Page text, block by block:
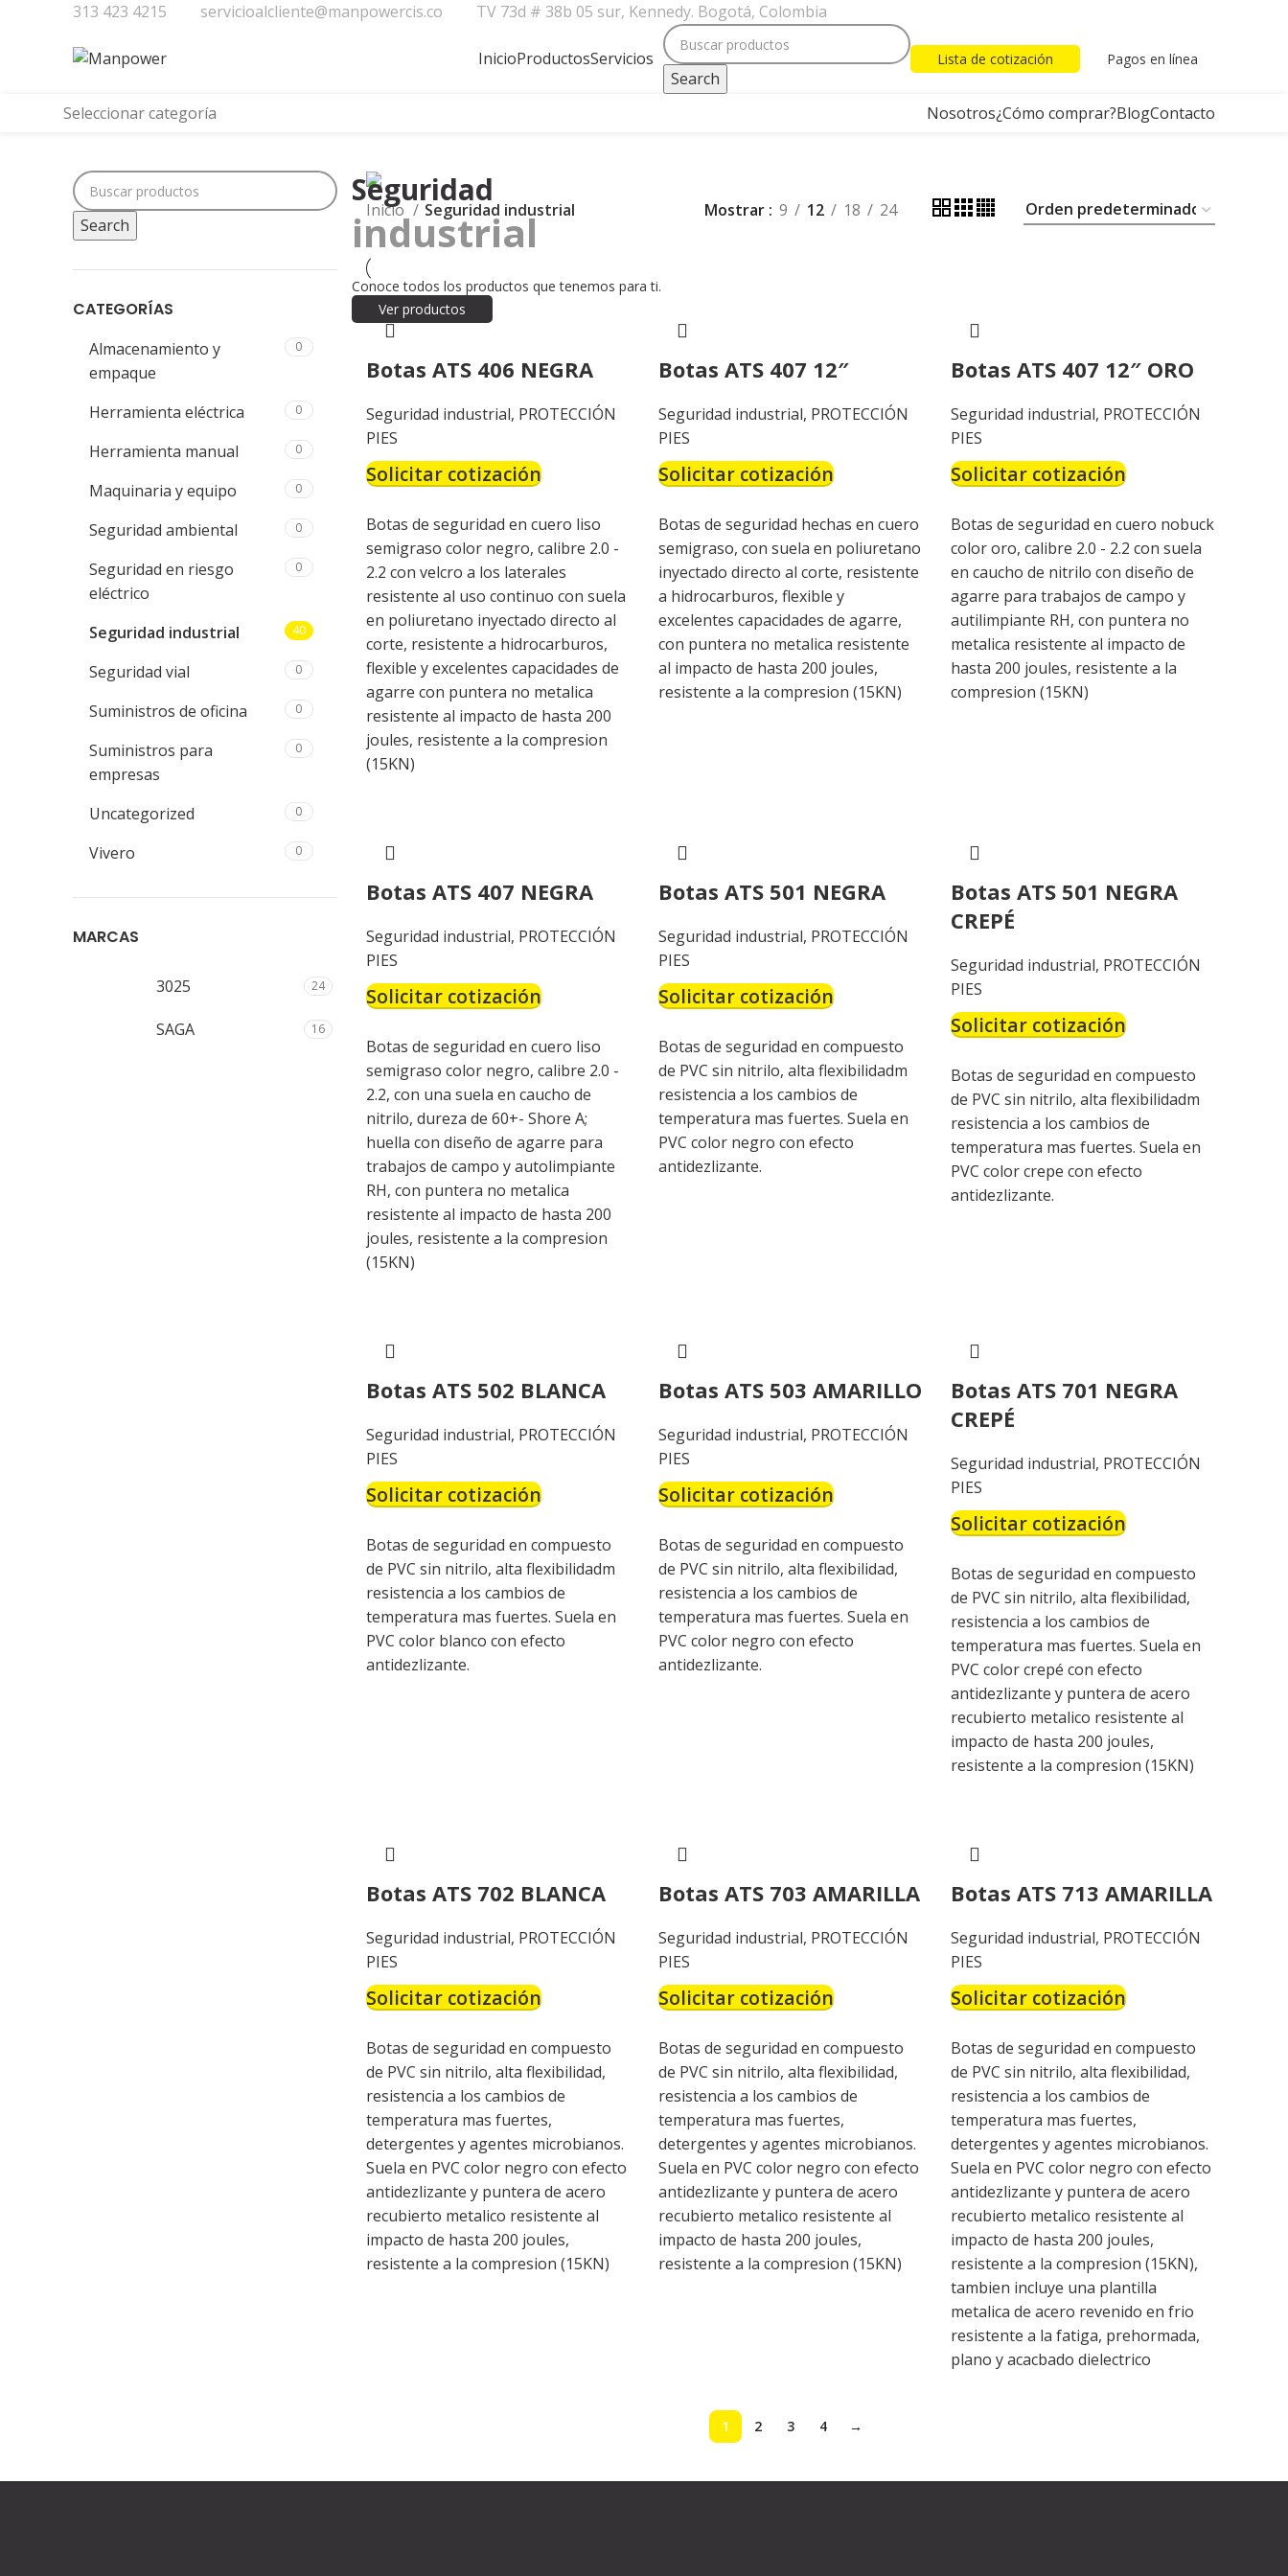
313 423 4215 servicioalcliente@manpowercis.co TV 73d # 38b 05 sur, Kennedy. Bogotá, Colombia
InicioProductosServicios
Search
Lista de cotización Pagos en línea
Seleccionar categoría Nosotros¿Cómo comprar?BlogContacto
Search
CATEGORÍAS
Almacenamiento y
empaque
0
Herramienta eléctrica 0
Herramienta manual 0
Maquinaria y equipo 0
Seguridad ambiental 0
Seguridad en riesgo
eléctrico
0
Seguridad industrial 40
Seguridad vial 0
Suministros de oficina 0
Suministros para
empresas
0
Uncategorized 0
Vivero 0
MARCAS
3025 24
SAGA 16
Seguridad
industrial
Conoce todos los productos que tenemos para ti.
Ver productos
Inicio Seguridad industrial Mostrar 9 12 18 24
Botas ATS 406 NEGRA
Seguridad industrial, PROTECCIÓN
PIES
Solicitar cotización
Botas de seguridad en cuero liso
semigraso color negro, calibre 2.0 -
2.2 con velcro a los laterales
resistente al uso continuo con suela
en poliuretano inyectado directo al
corte, resistente a hidrocarburos,
flexible y excelentes capacidades de
agarre con puntera no metalica
resistente al impacto de hasta 200
joules, resistente a la compresion
(15KN)
Botas ATS 407 12″
Seguridad industrial, PROTECCIÓN
PIES
Solicitar cotización
Botas de seguridad hechas en cuero
semigraso, con suela en poliuretano
inyectado directo al corte, resistente
a hidrocarburos, flexible y
excelentes capacidades de agarre,
con puntera no metalica resistente
al impacto de hasta 200 joules,
resistente a la compresion (15KN)
Botas ATS 407 12″ ORO
Seguridad industrial, PROTECCIÓN
PIES
Solicitar cotización
Botas de seguridad en cuero nobuck
color oro, calibre 2.0 - 2.2 con suela
en caucho de nitrilo con diseño de
agarre para trabajos de campo y
autilimpiante RH, con puntera no
metalica resistente al impacto de
hasta 200 joules, resistente a la
compresion (15KN)
Botas ATS 407 NEGRA
Seguridad industrial, PROTECCIÓN
PIES
Solicitar cotización
Botas de seguridad en cuero liso
semigraso color negro, calibre 2.0 -
2.2, con una suela en caucho de
nitrilo, dureza de 60+- Shore A;
huella con diseño de agarre para
trabajos de campo y autolimpiante
RH, con puntera no metalica
resistente al impacto de hasta 200
joules, resistente a la compresion
(15KN)
Botas ATS 501 NEGRA
Seguridad industrial, PROTECCIÓN
PIES
Solicitar cotización
Botas de seguridad en compuesto
de PVC sin nitrilo, alta flexibilidadm
resistencia a los cambios de
temperatura mas fuertes. Suela en
PVC color negro con efecto
antidezlizante.
Botas ATS 501 NEGRA
CREPÉ
Seguridad industrial, PROTECCIÓN
PIES
Solicitar cotización
Botas de seguridad en compuesto
de PVC sin nitrilo, alta flexibilidadm
resistencia a los cambios de
temperatura mas fuertes. Suela en
PVC color crepe con efecto
antidezlizante.
Botas ATS 502 BLANCA
Seguridad industrial, PROTECCIÓN
PIES
Solicitar cotización
Botas de seguridad en compuesto
de PVC sin nitrilo, alta flexibilidadm
resistencia a los cambios de
temperatura mas fuertes. Suela en
PVC color blanco con efecto
antidezlizante.
Botas ATS 503 AMARILLO
Seguridad industrial, PROTECCIÓN
PIES
Solicitar cotización
Botas de seguridad en compuesto
de PVC sin nitrilo, alta flexibilidad,
resistencia a los cambios de
temperatura mas fuertes. Suela en
PVC color negro con efecto
antidezlizante.
Botas ATS 701 NEGRA
CREPÉ
Seguridad industrial, PROTECCIÓN
PIES
Solicitar cotización
Botas de seguridad en compuesto
de PVC sin nitrilo, alta flexibilidad,
resistencia a los cambios de
temperatura mas fuertes. Suela en
PVC color crepé con efecto
antidezlizante y puntera de acero
recubierto metalico resistente al
impacto de hasta 200 joules,
resistente a la compresion (15KN)
Botas ATS 702 BLANCA
Seguridad industrial, PROTECCIÓN
PIES
Solicitar cotización
Botas de seguridad en compuesto
de PVC sin nitrilo, alta flexibilidad,
resistencia a los cambios de
temperatura mas fuertes,
detergentes y agentes microbianos.
Suela en PVC color negro con efecto
antidezlizante y puntera de acero
recubierto metalico resistente al
impacto de hasta 200 joules,
resistente a la compresion (15KN)
Botas ATS 703 AMARILLA
Seguridad industrial, PROTECCIÓN
PIES
Solicitar cotización
Botas de seguridad en compuesto
de PVC sin nitrilo, alta flexibilidad,
resistencia a los cambios de
temperatura mas fuertes,
detergentes y agentes microbianos.
Suela en PVC color negro con efecto
antidezlizante y puntera de acero
recubierto metalico resistente al
impacto de hasta 200 joules,
resistente a la compresion (15KN)
Botas ATS 713 AMARILLA
Seguridad industrial, PROTECCIÓN
PIES
Solicitar cotización
Botas de seguridad en compuesto
de PVC sin nitrilo, alta flexibilidad,
resistencia a los cambios de
temperatura mas fuertes,
detergentes y agentes microbianos.
Suela en PVC color negro con efecto
antidezlizante y puntera de acero
recubierto metalico resistente al
impacto de hasta 200 joules,
resistente a la compresion (15KN),
tambien incluye una plantilla
metalica de acero revenido en frio
resistente a la fatiga, prehormada,
plano y acacbado dielectrico
1 2 3 4 →